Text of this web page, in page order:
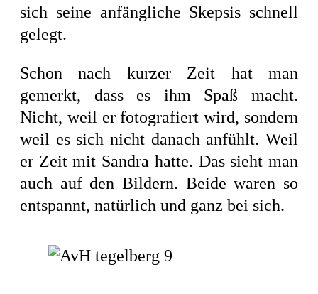
sich seine anfängliche Skepsis schnell
gelegt.
Schon nach kurzer Zeit hat man
gemerkt, dass es ihm Spaß macht.
Nicht, weil er fotografiert wird, sondern
weil es sich nicht danach anfühlt. Weil
er Zeit mit Sandra hatte. Das sieht man
auch auf den Bildern. Beide waren so
entspannt, natürlich und ganz bei sich.